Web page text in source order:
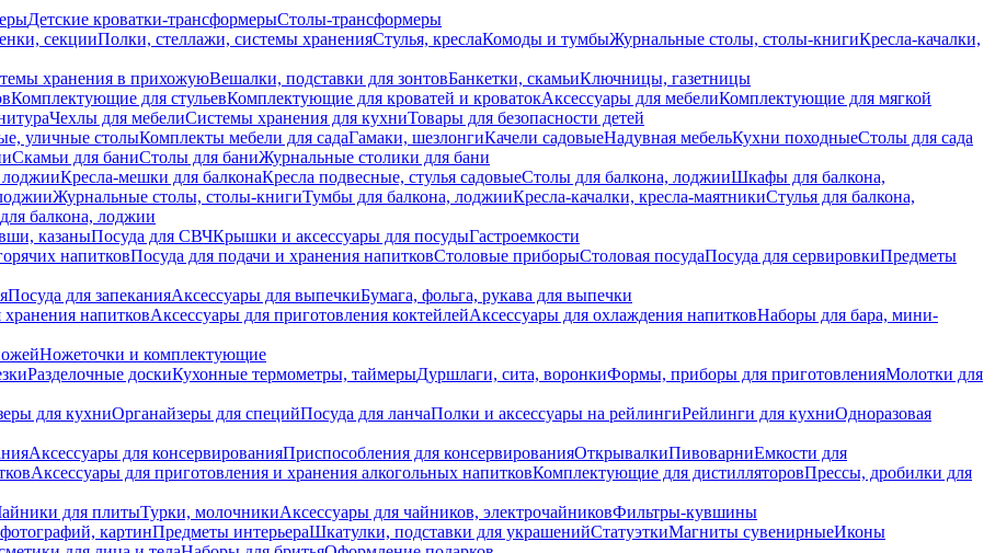
Детские кроватки-трансформерыСтолы-трансформеры
секцииПолки, стеллажи, системы храненияСтулья, креслаКомоды и тумбыЖурнальные столы, столы-книгиКресла-качалки,
хранения в прихожуюВешалки, подставки для зонтовБанкетки, скамьиКлючницы, газетницы
Комплектующие для стульевКомплектующие для кроватей и кроватокАксессуары для мебелиКомплектующие для мягкой
Чехлы для мебелиСистемы хранения для кухниТовары для безопасности детей
уличные столыКомплекты мебели для садаГамаки, шезлонгиКачели садовыеНадувная мебельКухни походныеСтолы для сада
Скамьи для баниСтолы для баниЖурнальные столики для бани
лоджииКресла-мешки для балконаКресла подвесные, стулья садовыеСтолы для балкона, лоджииШкафы для балкона,
Журнальные столы, столы-книгиТумбы для балкона, лоджииКресла-качалки, кресла-маятникиСтулья для балкона,
балкона, лоджии
казаныПосуда для СВЧКрышки и аксессуары для посудыГастроемкости
напитковПосуда для подачи и хранения напитковСтоловые приборыСтоловая посудаПосуда для сервировкиПредметы
Посуда для запеканияАксессуары для выпечкиБумага, фольга, рукава для выпечки
напитковАксессуары для приготовления коктейлейАксессуары для охлаждения напитковНаборы для бара, мини-
Ножеточки и комплектующие
Разделочные доскиКухонные термометры, таймерыДуршлаги, сита, воронкиФормы, приборы для приготовленияМолотки для
для кухниОрганайзеры для специйПосуда для ланчаПолки и аксессуары на рейлингиРейлинги для кухниОдноразовая
Аксессуары для консервированияПриспособления для консервированияОткрывалкиПивоварниЕмкости для
Аксессуары для приготовления и хранения алкогольных напитковКомплектующие для дистилляторовПрессы, дробилки для
для плитыТурки, молочникиАксессуары для чайников, электрочайниковФильтры-кувшины
картинПредметы интерьераШкатулки, подставки для украшенийСтатуэткиМагниты сувенирныеИконы